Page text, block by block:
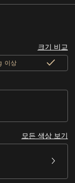
크기 비교
이상
모든 색상 보기